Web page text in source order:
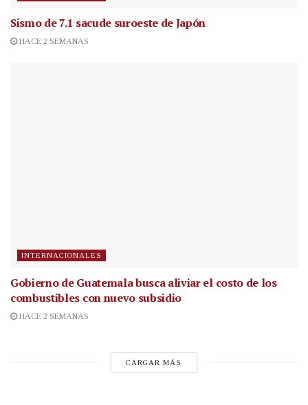
Sismo de 7.1 sacude suroeste de Japón
HACE 2 SEMANAS
INTERNACIONALES
Gobierno de Guatemala busca aliviar el costo de los
combustibles con nuevo subsidio
HACE 2 SEMANAS
CARGAR MÁS